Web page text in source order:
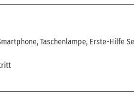
Taschenlampe, Erste-Hilfe